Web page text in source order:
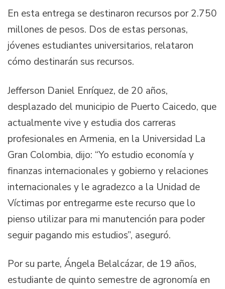
En esta entrega se destinaron recursos por 2.750
millones de pesos. Dos de estas personas,
jóvenes estudiantes universitarios, relataron
cómo destinarán sus recursos.
Jefferson Daniel Enríquez, de 20 años,
desplazado del municipio de Puerto Caicedo, que
actualmente vive y estudia dos carreras
profesionales en Armenia, en la Universidad La
Gran Colombia, dijo: “Yo estudio economía y
finanzas internacionales y gobierno y relaciones
internacionales y le agradezco a la Unidad de
Víctimas por entregarme este recurso que lo
pienso utilizar para mi manutención para poder
seguir pagando mis estudios”, aseguró.
Por su parte, Ángela Belalcázar, de 19 años,
estudiante de quinto semestre de agronomía en